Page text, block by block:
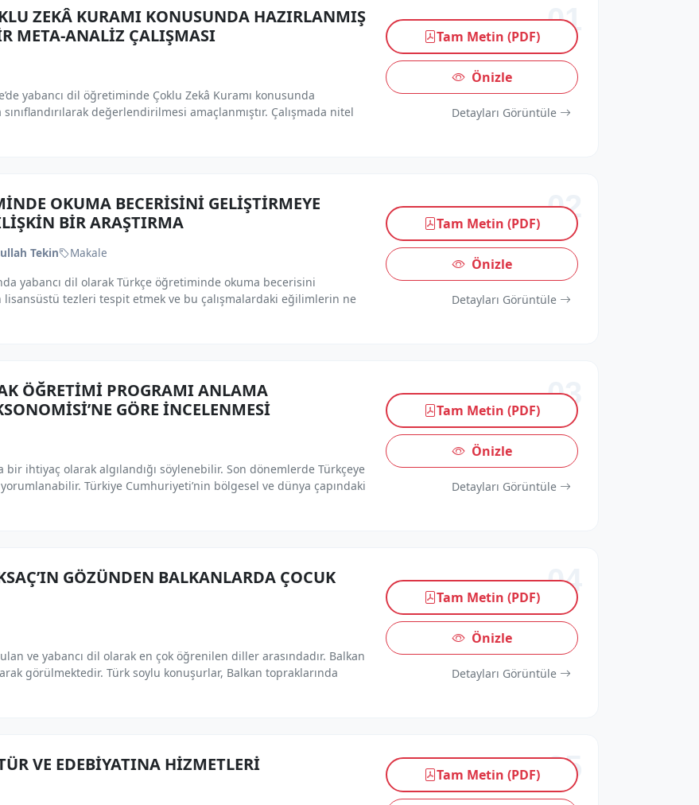
01
ZEKÂ KURAMI KONUSUNDA HAZIRLANMIŞ
META-ANALİZ ÇALIŞMASI
yabancı dil öğretiminde Çoklu Zekâ Kuramı konusunda
değerlendirilmesi amaçlanmıştır. Çalışmada nitel
Tam Metin (PDF)
Önizle
Detayları Görüntüle
02
OKUMA BECERİSİNİ GELİŞTİRMEYE
BİR ARAŞTIRMA
Tekin
Makale
yabancı dil olarak Türkçe öğretiminde okuma becerisini
tezleri tespit etmek ve bu çalışmalardaki eğilimlerin ne
Tam Metin (PDF)
Önizle
Detayları Görüntüle
03
ÖĞRETİMİ PROGRAMI ANLAMA
GÖRE İNCELENMESİ
ihtiyaç olarak algılandığı söylenebilir. Son dönemlerde Türkçeye
Türkiye Cumhuriyeti’nin bölgesel ve dünya çapındaki
Tam Metin (PDF)
Önizle
Detayları Görüntüle
04
GÖZÜNDEN BALKANLARDA ÇOCUK
ve yabancı dil olarak en çok öğrenilen diller arasındadır. Balkan
görülmektedir. Türk soylu konuşurlar, Balkan topraklarında
Tam Metin (PDF)
Önizle
Detayları Görüntüle
05
VE EDEBİYATINA HİZMETLERİ Tam Metin (PDF)